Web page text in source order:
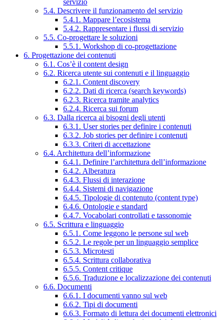
5.4. Descrivere il funzionamento del servizio
5.4.1. Mappare l’ecosistema
5.4.2. Rappresentare i flussi di servizio
5.5. Co-progettare le soluzioni
5.5.1. Workshop di co-progettazione
6. Progettazione dei contenuti
6.1. Cos’è il content design
6.2. Ricerca utente sui contenuti e il linguaggio
6.2.1. Content discovery
6.2.2. Dati di ricerca (search keywords)
6.2.3. Ricerca tramite analytics
6.2.4. Ricerca sui forum
6.3. Dalla ricerca ai bisogni degli utenti
6.3.1. User stories per definire i contenuti
6.3.2. Job stories per definire i contenuti
6.3.3. Criteri di accettazione
6.4. Architettura dell’informazione
6.4.1. Definire l’architettura dell’informazione
6.4.2. Alberatura
6.4.3. Flussi di interazione
6.4.4. Sistemi di navigazione
6.4.5. Tipologie di contenuto (content type)
6.4.6. Ontologie e standard
6.4.7. Vocabolari controllati e tassonomie
6.5. Scrittura e linguaggio
6.5.1. Come leggono le persone sul web
6.5.2. Le regole per un linguaggio semplice
6.5.3. Microtesti
6.5.4. Scrittura collaborativa
6.5.5. Content critique
6.5.6. Traduzione e localizzazione dei contenuti
6.6. Documenti
6.6.1. I documenti vanno sul web
6.6.2. Tipi di documenti
6.6.3. Formato di lettura dei documenti elettronici